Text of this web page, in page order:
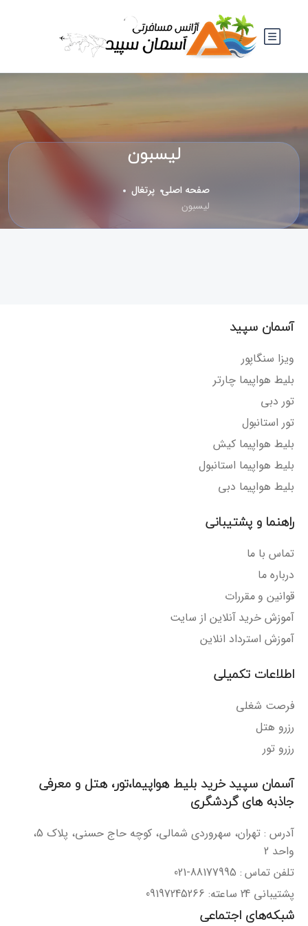
لیسبون
صفحه اصلی پرتغال
لیسبون
آسمان سپید
ویزا سنگاپور
بلیط هواپیما چارتر
تور دبی
تور استانبول
بلیط هواپیما کیش
بلیط هواپیما استانبول
بلیط هواپیما دبی
راهنما و پشتیبانی
تماس با ما
درباره ما
قوانین و مقررات
آموزش خرید آنلاین از سایت
آموزش استرداد انلاین
اطلاعات تکمیلی
فرصت شغلی
رزرو هتل
رزرو تور
آسمان سپید خرید بلیط هواپیما،تور، هتل و معرفی
جاذبه های گردشگری
آدرس : تهران، سهروردی شمالی، کوچه حاج حسنی، پلاک 5،
واحد 2
تلفن تماس : 88177995-021
پشتیبانی 24 ساعته: 09197245266
شبکه‌های اجتماعی